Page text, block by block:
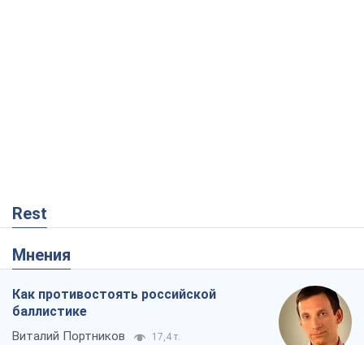
Rest
Мнения
Как противостоять российской
баллистике
Виталий Портников 17,4 т.